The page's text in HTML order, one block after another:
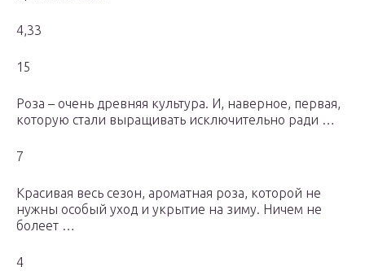
4,33
15
Роза – очень древняя культура. И, наверное, первая,
которую стали выращивать исключительно ради …
7
Красивая весь сезон, ароматная роза, которой не
нужны особый уход и укрытие на зиму. Ничем не
болеет …
4